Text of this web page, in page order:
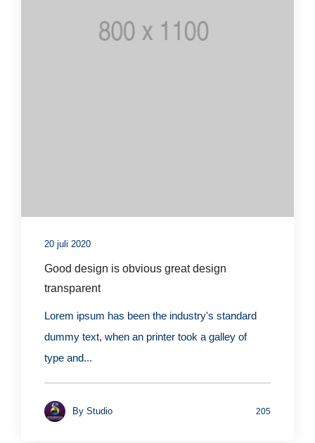
20 juli 2020
Good design is obvious great design
transparent
Lorem ipsum has been the industry's standard
dummy text, when an printer took a galley of
type and...
By Studio 205